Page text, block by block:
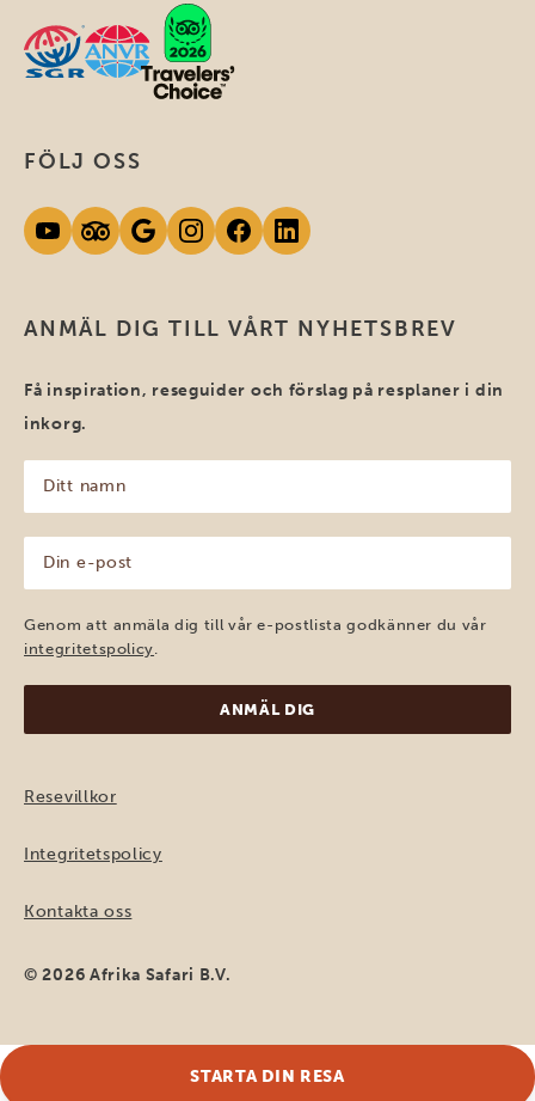
ANMÄL DIG TILL VÅRT NYHETSBREV
Få inspiration, reseguider och förslag på resplaner i din
inkorg.
namn
(Obligatoriskt)
post
(Obligatoriskt)
Genom att anmäla dig till vår e-postlista godkänner du vår
integritetspolicy.
FÖLJ OSS
Resevillkor
Integritetspolicy
Kontakta oss
© 2026 Afrika Safari B.V.
STARTA DIN RESA